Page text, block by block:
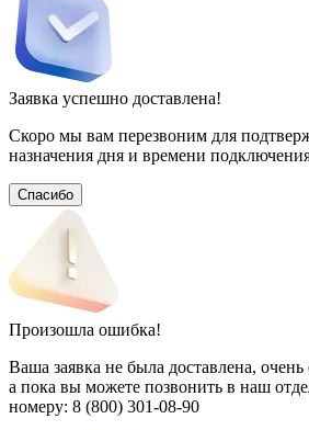
Заявка успешно доставлена!
Скоро мы вам перезвоним для
назначения дня и времени
Спасибо
Произошла ошибка!
Ваша заявка не была доставлена,
а пока вы можете позвонить в наш
номеру: 8 (800) 301-08-90